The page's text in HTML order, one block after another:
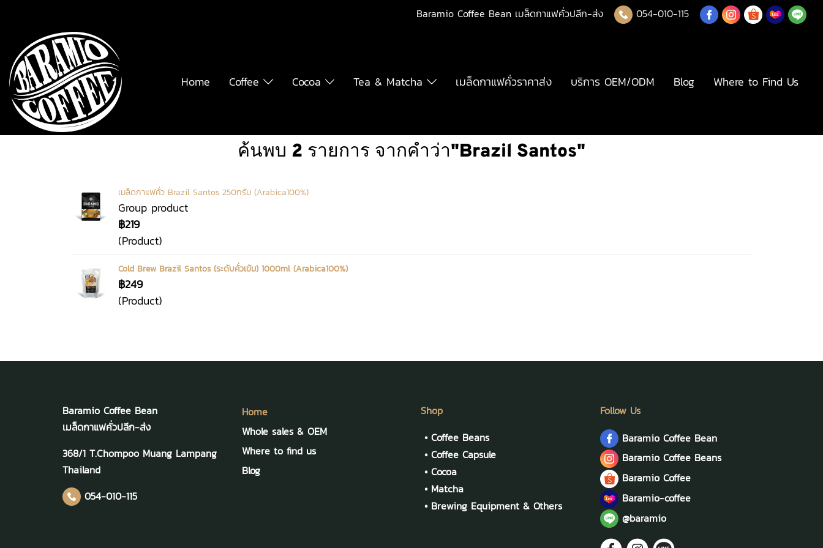
Baramio Coffee Bean เมล็ดกาแฟคั่วปลีก-ส่ง 054-010-115
Home Coffee Cocoa Tea & Matcha เมล็ดกาแฟคั่วราคาส่ง บริการ OEM/ODM Blog Where to Find Us
ค้นพบ 2 รายการ จากคำว่า"Brazil Santos"
เมล็ดกาแฟคั่ว Brazil Santos 250กรัม (Arabica100%)
Group product
฿219
(Product)
Cold Brew Brazil Santos (ระดับคั่วเข้ม) 1000ml (Arabica100%)
฿249
(Product)
Baramio Coffee Bean
เมล็ดกาแฟคั่วปลีก-ส่ง
368/1 T.Chompoo Muang Lampang
Thailand
054-010-115
Home
Whole sales & OEM
Where to find us
Blog
Shop
• Coffee Beans
• Coffee Capsule
• Cocoa
• Matcha
• Brewing Equipment & Others
Follow Us
Baramio Coffee Bean
Baramio Coffee Beans
Baramio Coffee
Baramio-coffee
@baramio